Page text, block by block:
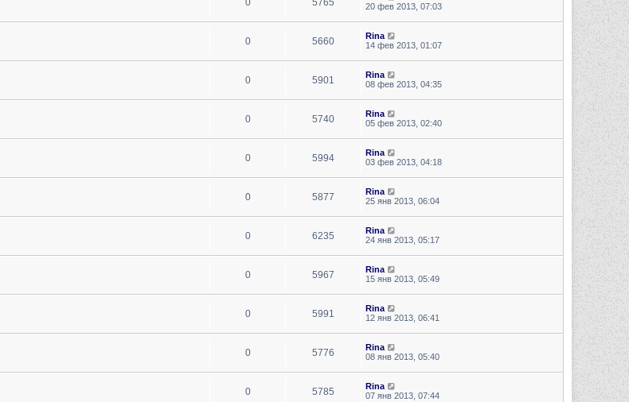
0 5765
20 фев 2013, 07:03
0 5660
Rina
14 фев 2013, 01:07
0 5901
Rina
08 фев 2013, 04:35
0 5740
Rina
05 фев 2013, 02:40
0 5994
Rina
03 фев 2013, 04:18
0 5877
Rina
25 янв 2013, 06:04
0 6235
Rina
24 янв 2013, 05:17
0 5967
Rina
15 янв 2013, 05:49
0 5991
Rina
12 янв 2013, 06:41
0 5776
Rina
08 янв 2013, 05:40
0 5785
Rina
07 янв 2013, 07:44